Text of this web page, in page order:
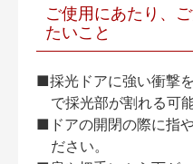
ご使用にあたり、
たいこと
■採光ドアに強い衝撃
で採光部が割れる可
■ドアの開閉の際に指
ださい。